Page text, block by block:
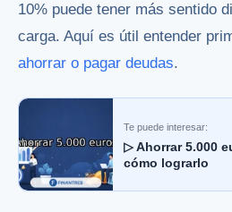
10% puede tener más sentido
carga. Aquí es útil entender
ahorrar o pagar deudas.
Te puede interesar:
▷ Ahorrar 5.000
cómo lograrlo